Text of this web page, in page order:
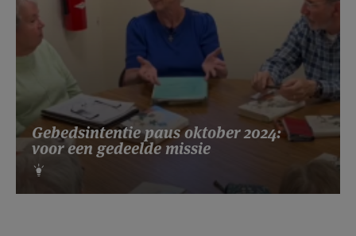
Gebedsintentie paus oktober 2024:
voor een gedeelde missie